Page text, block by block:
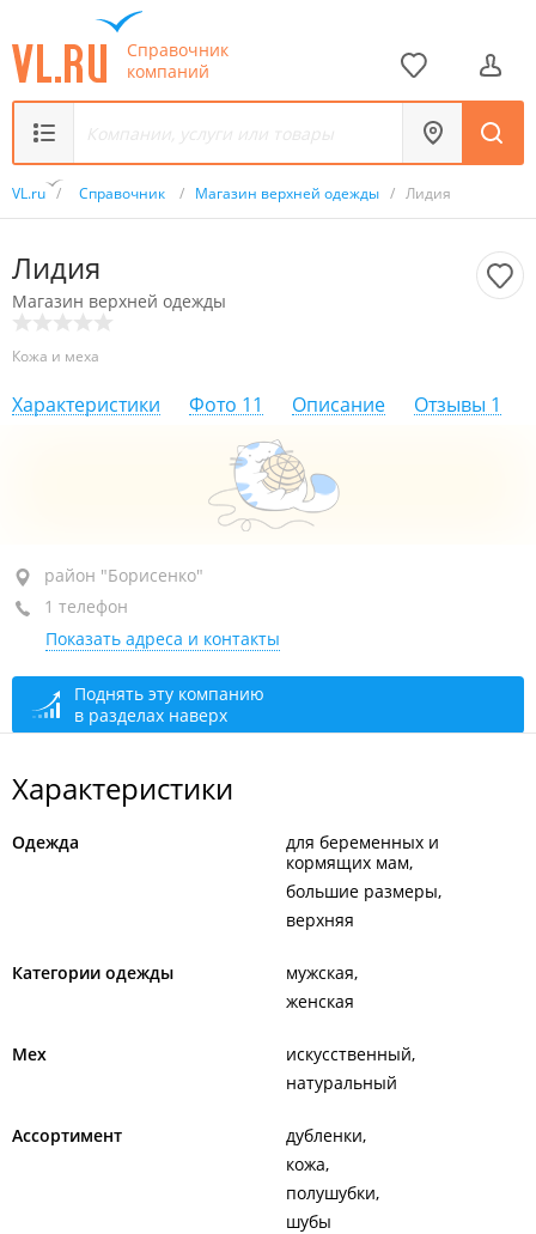
Справочник
компаний
VL.ru / Справочник / Магазин верхней одежды / Лидия
Лидия
Магазин верхней одежды
Кожа и меха
Характеристики Фото 11 Описание Отзывы 1
район "Борисенко", ул. Борисенко, 17Б
рынок "Школьная", пав. 7д
+7 902 557-96-24
открыто: 10:00–18:00
район "Борисенко"
1 телефон
Показать адреса и контакты
Поднять эту компанию
в разделах наверх
Характеристики
Одежда
для беременных и
кормящих мам
большие размеры
верхняя
Категории одежды
мужская
женская
Мех
искусственный
натуральный
Ассортимент
дубленки
кожа
полушубки
шубы